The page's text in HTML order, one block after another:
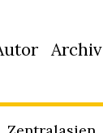
Archiv